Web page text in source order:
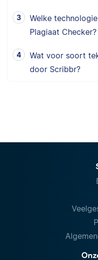
Welke
Plagiaat Checker?
Wat voor soort
door Scribbr?